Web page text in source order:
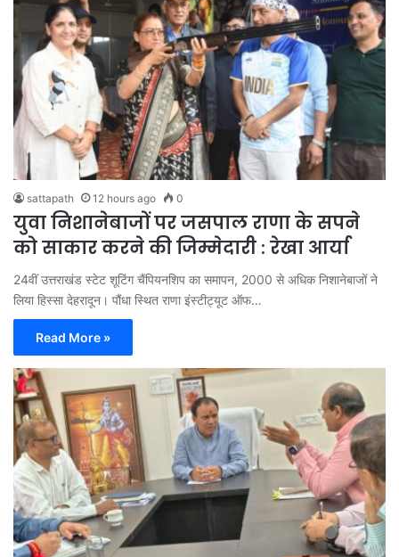
sattapath 12 hours ago 0
युवा निशानेबाजों पर जसपाल राणा के सपने
को साकार करने की जिम्मेदारी : रेखा आर्या
24वीं उत्तराखंड स्टेट शूटिंग चैंपियनशिप का समापन, 2000 से अधिक निशानेबाजों ने
लिया हिस्सा देहरादून। पौंधा स्थित राणा इंस्टीट्यूट ऑफ…
Read More »